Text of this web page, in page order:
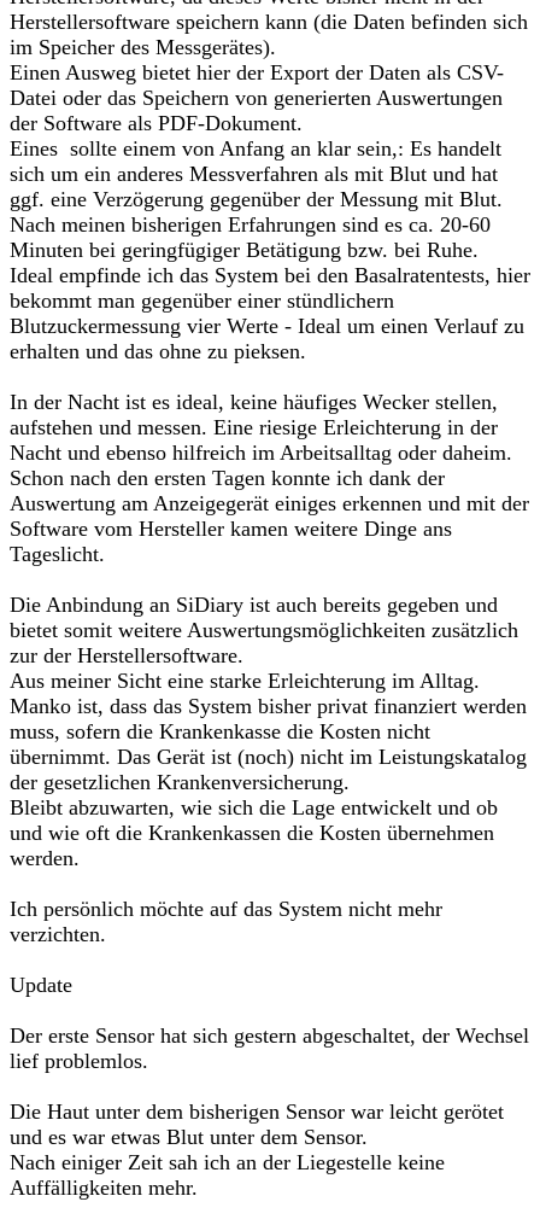
Herstellersoftware speichern kann (die Daten befinden sich
im Speicher des Messgerätes).
Einen Ausweg bietet hier der Export der Daten als CSV-
Datei oder das Speichern von generierten Auswertungen
der Software als PDF-Dokument.
Eines sollte einem von Anfang an klar sein,: Es handelt
sich um ein anderes Messverfahren als mit Blut und hat
ggf. eine Verzögerung gegenüber der Messung mit Blut.
Nach meinen bisherigen Erfahrungen sind es ca. 20-60
Minuten bei geringfügiger Betätigung bzw. bei Ruhe.
Ideal empfinde ich das System bei den Basalratentests, hier
bekommt man gegenüber einer stündlichern
Blutzuckermessung vier Werte - Ideal um einen Verlauf zu
erhalten und das ohne zu pieksen.
In der Nacht ist es ideal, keine häufiges Wecker stellen,
aufstehen und messen. Eine riesige Erleichterung in der
Nacht und ebenso hilfreich im Arbeitsalltag oder daheim.
Schon nach den ersten Tagen konnte ich dank der
Auswertung am Anzeigegerät einiges erkennen und mit der
Software vom Hersteller kamen weitere Dinge ans
Tageslicht.
Die Anbindung an SiDiary ist auch bereits gegeben und
bietet somit weitere Auswertungsmöglichkeiten zusätzlich
zur der Herstellersoftware.
Aus meiner Sicht eine starke Erleichterung im Alltag.
Manko ist, dass das System bisher privat finanziert werden
muss, sofern die Krankenkasse die Kosten nicht
übernimmt. Das Gerät ist (noch) nicht im Leistungskatalog
der gesetzlichen Krankenversicherung.
Bleibt abzuwarten, wie sich die Lage entwickelt und ob
und wie oft die Krankenkassen die Kosten übernehmen
werden.
Ich persönlich möchte auf das System nicht mehr
verzichten.
Update
Der erste Sensor hat sich gestern abgeschaltet, der Wechsel
lief problemlos.
Die Haut unter dem bisherigen Sensor war leicht gerötet
und es war etwas Blut unter dem Sensor.
Nach einiger Zeit sah ich an der Liegestelle keine
Auffälligkeiten mehr.